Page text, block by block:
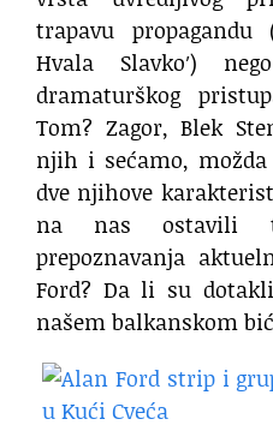
trapavu propagandu
Hvala Slavko′)
dramaturškog
Tom? Zagor, Blek
njih i sećamo,
dve njihove
na nas ostavili
prepoznavanja
Ford? Da li su
našem balkanskom